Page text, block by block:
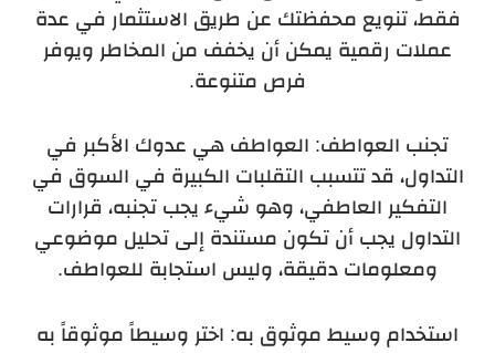
فقط، تنويع محفظتك عن طريق الاستثمار في عدة
عملات رقمية يمكن أن يخفف من المخاطر ويوفر
فرص متنوعة.
تجنب العواطف: العواطف هي عدوك الأكبر في
التداول، قد تتسبب التقلبات الكبيرة في السوق في
التفكير العاطفي، وهو شيء يجب تجنبه، قرارات
التداول يجب أن تكون مستندة إلى تحليل موضوعي
ومعلومات دقيقة، وليس استجابة للعواطف.
استخدام وسيط موثوق به: اختر وسيطاً موثوقاً به